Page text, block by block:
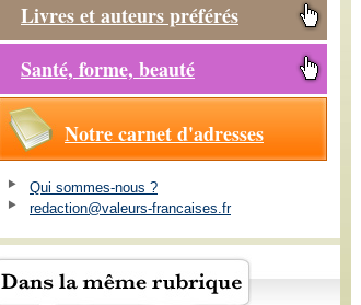
Livres et auteurs préférés
Santé, forme, beauté
Notre carnet d'adresses
Qui sommes-nous ?
redaction@valeurs-francaises.fr